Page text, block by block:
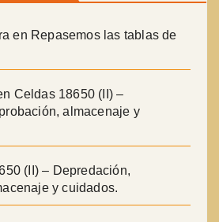
en Repasemos las tablas de
Celdas 18650 (II) –
almacenaje y
(II) – Depredación,
y cuidados.